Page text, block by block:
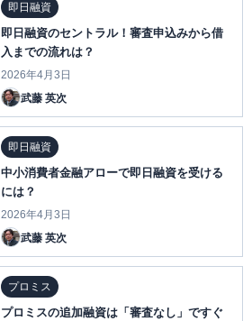
即日融資
即日融資のセントラル！審査申込みから借
入までの流れは？
2026年4月3日
武藤 英次
即日融資
中小消費者金融アローで即日融資を受ける
には？
2026年4月3日
武藤 英次
プロミス
プロミスの追加融資は「審査なし」ですぐ